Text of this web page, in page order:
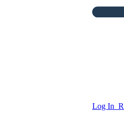
Log In
Audacity of